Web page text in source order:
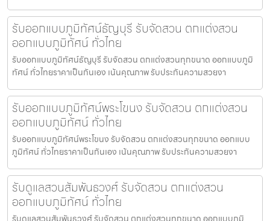
รับออกแบบภูมิทัศน์ธัญบุรี รับจัดสวน ตกแต่งสวน
ออกแบบภูมิทัศน์ ทั่วไทย
รับออกแบบภูมิทัศน์ธัญบุรี รับจัดสวน ตกแต่งสวนทุกขนาด ออกแบบภูมิ
ทัศน์ ทั่วไทยราคาเป็นกันเอง เน้นคุณภาพ รับประกันความสวยงา
รับออกแบบภูมิทัศน์พระโขนง รับจัดสวน ตกแต่งสวน
ออกแบบภูมิทัศน์ ทั่วไทย
รับออกแบบภูมิทัศน์พระโขนง รับจัดสวน ตกแต่งสวนทุกขนาด ออกแบบ
ภูมิทัศน์ ทั่วไทยราคาเป็นกันเอง เน้นคุณภาพ รับประกันความสวยงา
รับดูแลสวนสัมพันธวงศ์ รับจัดสวน ตกแต่งสวน
ออกแบบภูมิทัศน์ ทั่วไทย